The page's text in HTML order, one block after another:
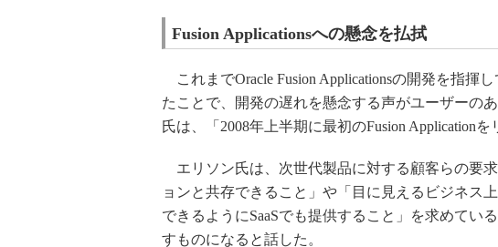
Fusion Applicationsへの懸念を払拭
これまでOracle Fusion Applicationsの開発を指揮
たことで、開発の遅れを懸念する声がユーザーの
氏は、「2008年上半期に最初のFusion Applicationを
エリソン氏は、次世代製品に対する顧客らの要
ョンと共存できること」や「目に見えるビジネス
できるようにSaaSでも提供すること」を求めてい
すものになると話した。